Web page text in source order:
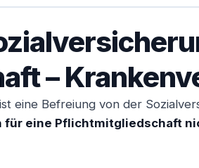
–
eine Befreiung von der
für eine Pflichtmitgliedschaft